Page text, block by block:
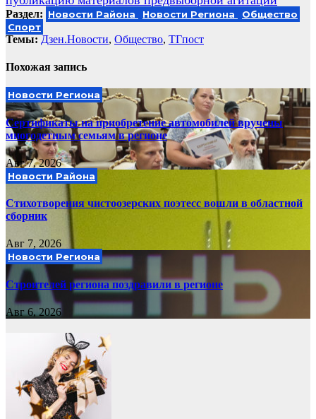
Раздел: Новости Района Новости Региона
Общество
Спорт
Темы: Дзен.Новости, Общество, ТГпост
Похожая запись
Новости Региона
Сертификаты на приобретение автомобилей вручены
многодетным семьям в регионе
Авг 7, 2026
Новости Района
Стихотворения чистоозерских поэтесс вошли в областной
сборник
Авг 7, 2026
Новости Региона
Строителей региона поздравили в регионе
Авг 6, 2026